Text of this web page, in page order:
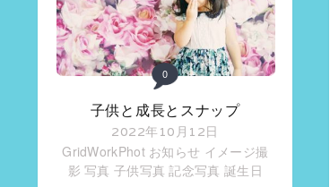
0
子供と成長とスナップ
2022年10月12日
GridWorkPhot お知らせ イメージ撮
影 写真 子供写真 記念写真 誕生日